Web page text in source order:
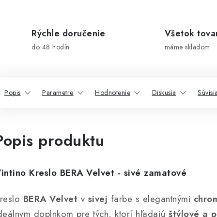
Rýchle doručenie
do 48 hodín
Všetok
máme skladom
Popis Parametre Hodnotenie Diskusia
produktu
Kreslo BERA Velvet - sivé zamatové
BERA Velvet v sivej farbe s elegantnými
doplnkom pre tých, ktorí hľadajú štýlové a